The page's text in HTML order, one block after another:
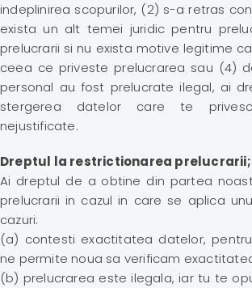
indeplinirea scopurilor, (2) s-a retras
exista un alt temei juridic pentru
prelucrarii si nu exista motive legitime
ceea ce priveste prelucrarea sau (4)
personal au fost prelucrate ilegal, ai
stergerea datelor care te
nejustificate.
Dreptul la restrictionarea prelucrarii;
Ai dreptul de a obtine din partea
prelucrarii in cazul in care se aplica
cazuri:
(a) contesti exactitatea datelor,
ne permite noua sa verificam
(b) prelucrarea este ilegala, iar tu te